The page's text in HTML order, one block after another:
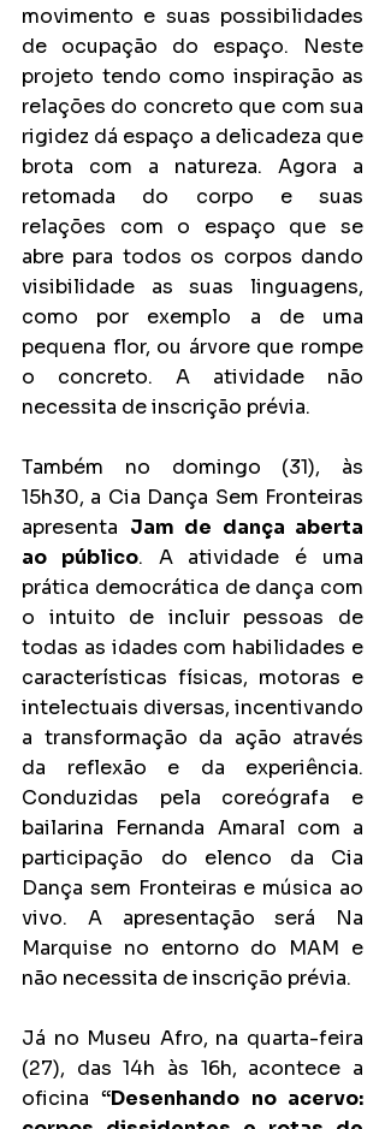
movimento e suas possibilidades
de ocupação do espaço. Neste
projeto tendo como inspiração as
relações do concreto que com sua
rigidez dá espaço a delicadeza que
brota com a natureza. Agora a
retomada do corpo e suas
relações com o espaço que se
abre para todos os corpos dando
visibilidade as suas linguagens,
como por exemplo a de uma
pequena flor, ou árvore que rompe
o concreto. A atividade não
necessita de inscrição prévia.
Também no domingo (31), às
15h30, a Cia Dança Sem Fronteiras
apresenta Jam de dança aberta
ao público. A atividade é uma
prática democrática de dança com
o intuito de incluir pessoas de
todas as idades com habilidades e
características físicas, motoras e
intelectuais diversas, incentivando
a transformação da ação através
da reflexão e da experiência.
Conduzidas pela coreógrafa e
bailarina Fernanda Amaral com a
participação do elenco da Cia
Dança sem Fronteiras e música ao
vivo. A apresentação será Na
Marquise no entorno do MAM e
não necessita de inscrição prévia.
Já no Museu Afro, na quarta-feira
(27), das 14h às 16h, acontece a
oficina “Desenhando no acervo: